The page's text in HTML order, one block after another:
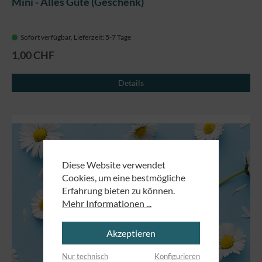
Sofort verfügbar, Lieferzeit: 5-7 Tage
1,00 CHF
Details
Diese Website verwendet
Cookies, um eine bestmögliche
Erfahrung bieten zu können.
Mehr Informationen ...
Akzeptieren
Nur technisch
Konfigurieren